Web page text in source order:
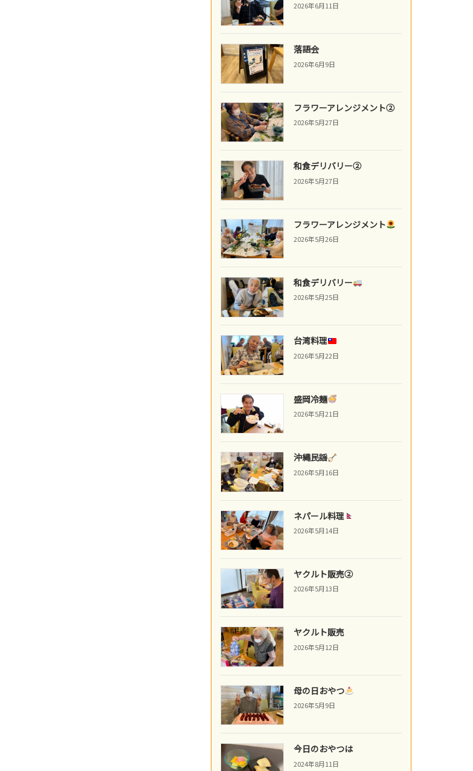
2026年6月11日
落語会
2026年6月9日
フラワーアレンジメント②
2026年5月27日
和食デリバリー②
2026年5月27日
フラワーアレンジメント
2026年5月26日
和食デリバリー
2026年5月25日
台湾料理
2026年5月22日
盛岡冷麺
2026年5月21日
沖縄民謡
2026年5月16日
ネパール料理
2026年5月14日
ヤクルト販売②
2026年5月13日
ヤクルト販売
2026年5月12日
母の日おやつ
2026年5月9日
今日のおやつは
2024年8月11日